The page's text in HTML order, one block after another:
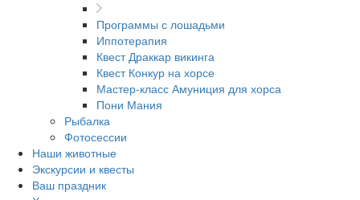
Программы с лошадьми
Иппотерапия
Квест Драккар викинга
Квест Конкур на хорсе
Мастер-класс Амуниция для хорса
Пони Мания
Рыбалка
Фотосессии
Наши животные
Экскурсии и квесты
Ваш праздник